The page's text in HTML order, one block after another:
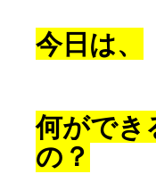
今日は、
何ができ
の？